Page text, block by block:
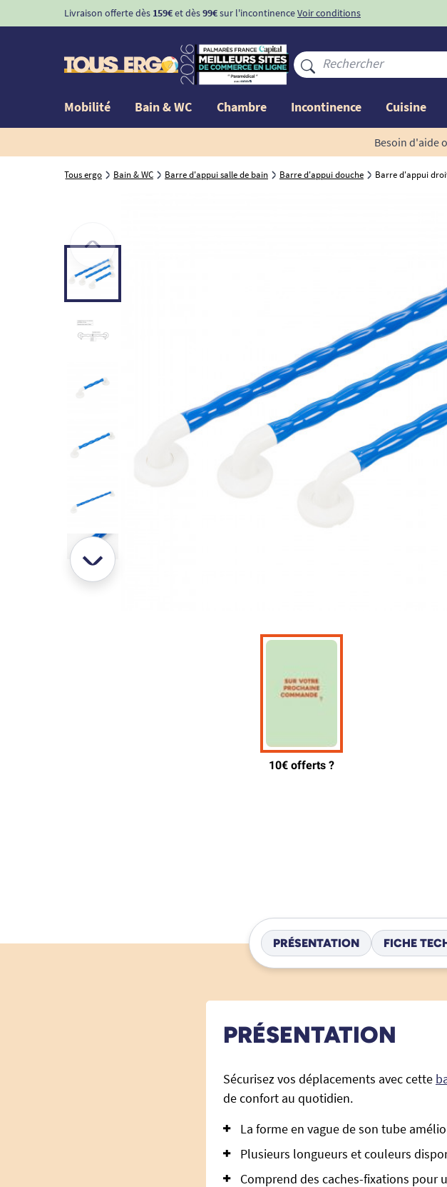
Livraison offerte dès 159€et dès99€sur l'incontinenceVoir conditions
Mobilité Bain & WC Chambre Incontinence Cuisine
Besoin d'aide
Tous ergo Bain & WC Barre d'appui salle de bain Barre d'appui douche Barre d'appui
PRÉSENTATION FICHE
PRÉSENTATION
Sécurisez vos déplacements avec cette
de confort au quotidien.
La forme en vague de son tube
Plusieurs longueurs et couleurs
Comprend des caches-fixations pour